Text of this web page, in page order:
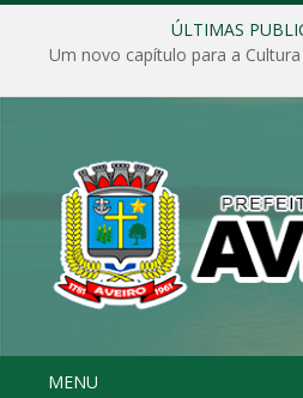
ÚLTIMAS
Um novo capítulo para a
MENU